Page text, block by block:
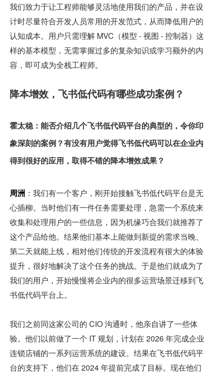
我们致力于让工程师能够灵活地使用我们的产品，并在设
计时尽量符合开发人员常用的开发范式，从而降低用户的
认知成本。用户只需理解 MVC（模型 - 视图 - 控制器）这
样的基本模型，无需掌握过多的复杂知识或学习额外的内
容，即可成为全栈工程师。
降本增效，飞书低代码有哪些成功案例？
霍太稳：能否介绍几个飞书低代码平台的典型的，令你印
象深刻的案例？有没有用户觉得飞书低代码可以在企业内
得到很好的应用，取得不错的降本增效成果？
周洲 ：我们有一个客户，刚开始接触飞书低代码平台是无
心插柳。当时他们有一件任务需要处理，急需一个系统来
收集和处理用户的一些信息，因为机缘巧合我们就推荐了
这个产品给他。结果他们基本上能做到新提的需求当晚、
第二天就能上线，相对他们传统的开发流程有很大的体验
提升，很好地解决了这个任务的挑战。于是他们就成为了
我们的用户，开始慢慢将企业内的很多运营场景迁移到飞
书低代码平台上。
我们之前同这家公司的 CIO 沟通时，他亲自讲了一些体
验。他们以前做了一个 IT 规划，计划在 2026 年完成企业
连锁店铺的一系列运营系统的建设。结果在飞书低代码平
台的支持下，他们在 2024 年提前完成了目标。现在他们